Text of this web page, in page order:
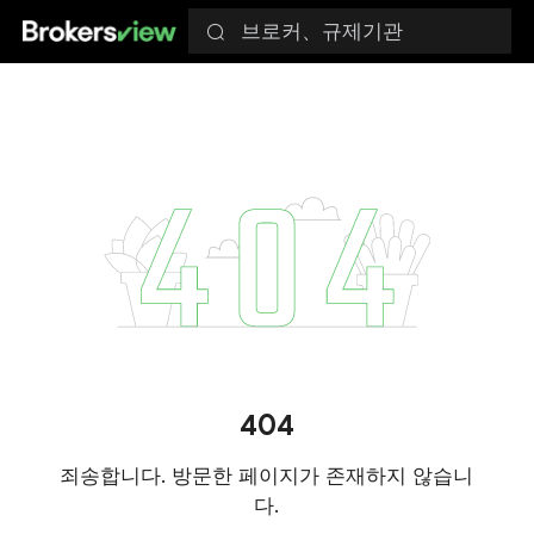
브로커、규제기관
404
죄송합니다. 방문한 페이지가 존재하지 않습니
다.